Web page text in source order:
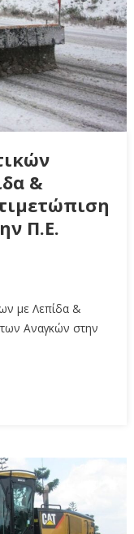
&
Π.Ε.
με Λεπίδα &
Αναγκών στην